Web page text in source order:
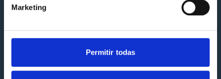
Marketing
Permitir todas
Menu